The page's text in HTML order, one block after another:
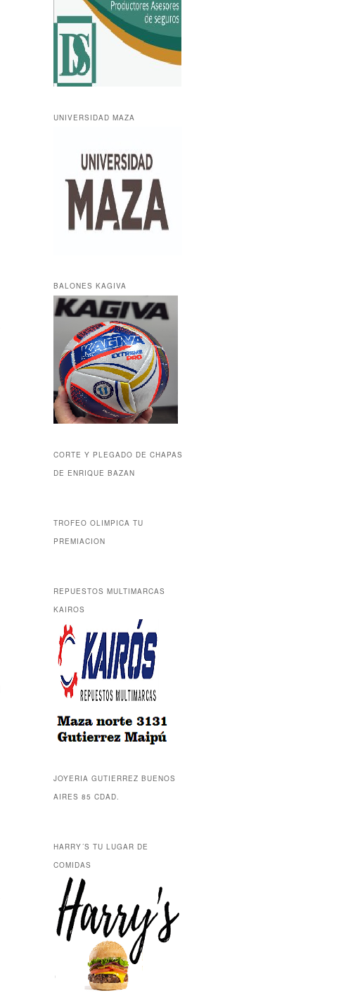
UNIVERSIDAD MAZA
BALONES KAGIVA
CORTE Y PLEGADO DE CHAPAS
DE ENRIQUE BAZAN
TROFEO OLIMPICA TU
PREMIACION
REPUESTOS MULTIMARCAS
KAIROS
JOYERIA GUTIERREZ BUENOS
AIRES 85 CDAD.
HARRY´S TU LUGAR DE
COMIDAS